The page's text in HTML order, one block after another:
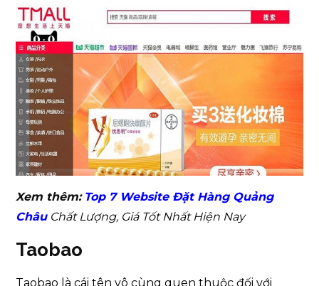
Xem thêm: Top 7 Website Đặt Hàng Quảng
ChâuChất Lượng, Giá Tốt Nhất Hiện Nay
Taobao
Taobao là cái tên vô cùng quen thuộc đối với